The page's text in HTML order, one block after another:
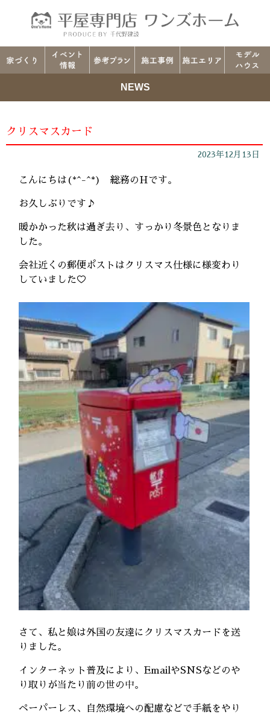
NEWS
クリスマスカード
2023年12月13日
こんにちは(*^-^*) 総務のHです。
お久しぶりです♪
暖かかった秋は過ぎ去り、すっかり冬景色となりま
した。
会社近くの郵便ポストはクリスマス仕様に様変わり
していました♡
さて、私と娘は外国の友達にクリスマスカードを送
りました。
インターネット普及により、EmailやSNSなどのや
り取りが当たり前の世の中。
ペーパーレス、自然環境への配慮などで手紙をやり